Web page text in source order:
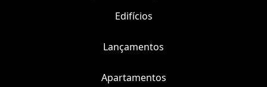
Edifícios
Lançamentos
Apartamentos